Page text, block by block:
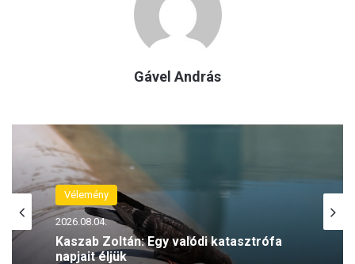
Gável András
Vélemény
2026.08.04.
Kaszab Zoltán: Egy valódi katasztrófa
napjait éljük